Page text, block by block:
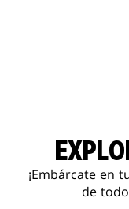
¡Embárcate en
de